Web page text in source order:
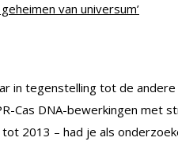
van universum’
in tegenstelling tot de
Cas DNA-bewerkingen met
2013 – had je als